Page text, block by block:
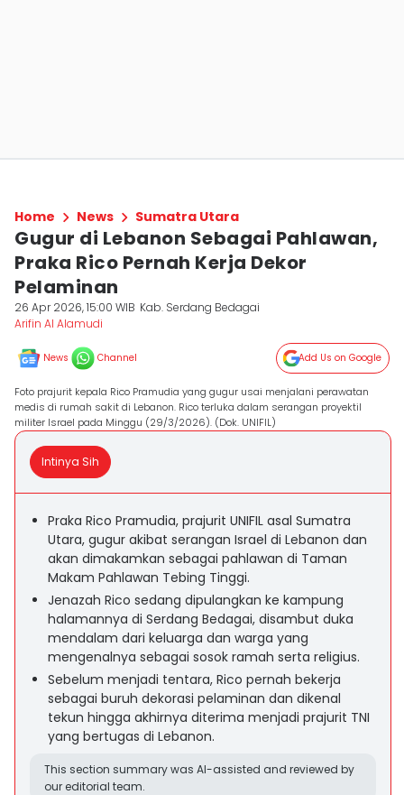
Home News Sumatra Utara
Gugur di Lebanon Sebagai Pahlawan,
Praka Rico Pernah Kerja Dekor
Pelaminan
26 Apr 2026, 15:00 WIB Kab. Serdang Bedagai
Arifin Al Alamudi
News Channel Add Us on Google
Foto prajurit kepala Rico Pramudia yang gugur usai menjalani perawatan
medis di rumah sakit di Lebanon. Rico terluka dalam serangan proyektil
militer Israel pada Minggu (29/3/2026). (Dok. UNIFIL)
Intinya Sih
Praka Rico Pramudia, prajurit UNIFIL asal Sumatra
Utara, gugur akibat serangan Israel di Lebanon dan
akan dimakamkan sebagai pahlawan di Taman
Makam Pahlawan Tebing Tinggi.
Jenazah Rico sedang dipulangkan ke kampung
halamannya di Serdang Bedagai, disambut duka
mendalam dari keluarga dan warga yang
mengenalnya sebagai sosok ramah serta religius.
Sebelum menjadi tentara, Rico pernah bekerja
sebagai buruh dekorasi pelaminan dan dikenal
tekun hingga akhirnya diterima menjadi prajurit TNI
yang bertugas di Lebanon.
This section summary was AI-assisted and reviewed by
our editorial team.